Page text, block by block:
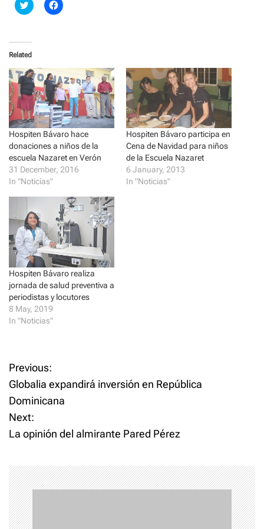
C
l
t
o
s
a
r
e
o
n
T
w
i
t
t
e
r
O
p
e
n
i
n
n
e
w
w
i
n
d
o
w
)
C
l
r
e
o
n
F
a
c
e
b
o
o
k
(
e
n
s
i
n
n
e
w
w
i
n
d
o
w
)
Related
Hospiten Bávaro hace
donaciones a niños de la
escuela Nazaret en Verón
31 December, 2016
In "Noticias"
Hospiten Bávaro participa en
Cena de Navidad para niños
de la Escuela Nazaret
6 January, 2013
In "Noticias"
Hospiten Bávaro realiza
jornada de salud preventiva a
periodistas y locutores
8 May, 2019
In "Noticias"
P
o
s
n
a
v
Previous:
Globalia expandirá inversión en República
Dominicana
Next:
La opinión del almirante Pared Pérez